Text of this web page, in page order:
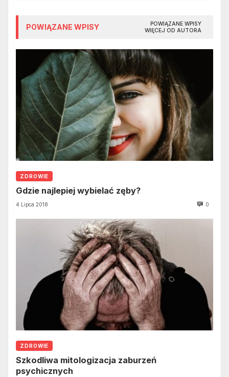
POWIĄZANE WPISY
POWIĄZANE WPISY
WIĘCEJ OD AUTORA
ZDROWIE
Gdzie najlepiej wybielać zęby?
4 Lipca 2018 0
ZDROWIE
Szkodliwa mitologizacja zaburzeń
psychicznych